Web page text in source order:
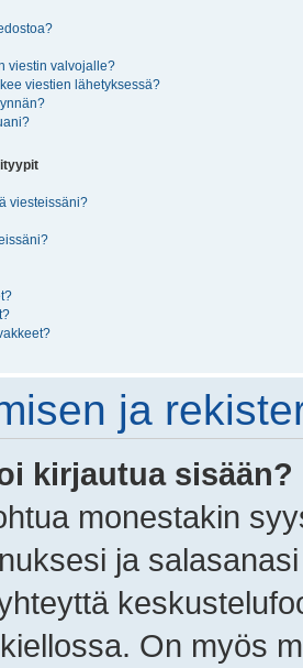
viestin valvojalle?
viestien lähetyksessä?
viesteissäni?
ja
kirjautua sisään?
monestakin
ja
On myös